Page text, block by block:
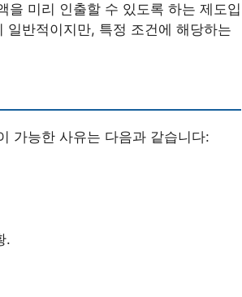
을 미리 인출할 수 있도록 하는 제도입
반적이지만, 특정 조건에 해당하는
가능한 사유는 다음과 같습니다:
.